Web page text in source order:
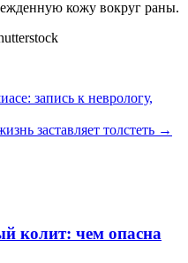
кожу вокруг раны.
запись к неврологу,
заставляет толстеть →
колит: чем опасна